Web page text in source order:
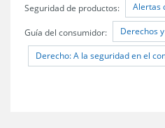
Seguridad de productos: Alertas
Guía del consumidor: Derechos
Derecho: A la seguridad en el